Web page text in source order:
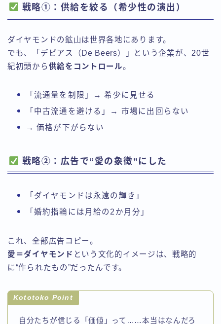
戦略①：供給を絞る（希少性の演出）
ダイヤモンドの鉱山は世界各地にあります。
でも、「デビアス（De Beers）」という企業が、20世
紀初頭から供給をコントロール。
「流通量を制限」→ 希少に見せる
「中古流通を避ける」→ 市場に出回らない
→ 価格が下がらない
戦略②：広告で“愛の象徴”にした
「ダイヤモンドは永遠の輝き」
「婚約指輪には月給の2か月分」
これ、全部広告コピー。
愛＝ダイヤモンド という文化的イメージは、戦略的
に“作られたもの”だったんです。
Kototoko Point
自分たちが信じる「価値」って……本当はなんだろ